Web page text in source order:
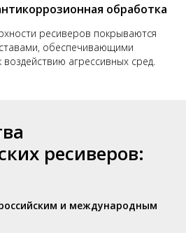
обработка
ресиверов покрываются
обеспечивающими
воздействию агрессивных сред.
ресиверов:
и международным